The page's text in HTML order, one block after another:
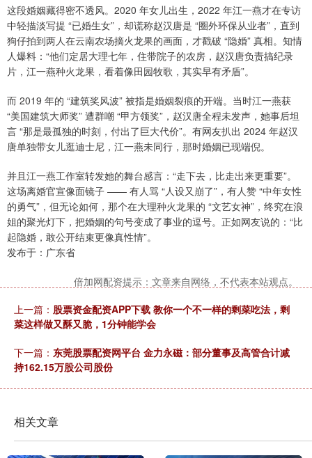
这段婚姻藏得密不透风。2020 年女儿出生，2022 年江一燕才在专访
中轻描淡写提 “已婚生女”，却谎称赵汉唐是 “圈外环保从业者”，直到
狗仔拍到两人在云南农场摘火龙果的画面，才戳破 “隐婚” 真相。知情
人爆料：“他们定居大理七年，住带院子的农房，赵汉唐负责搞纪录
片，江一燕种火龙果，看着像田园牧歌，其实早有矛盾”。
而 2019 年的 “建筑奖风波” 被指是婚姻裂痕的开端。当时江一燕获
“美国建筑大师奖” 遭群嘲 “甲方领奖”，赵汉唐全程未发声，她事后坦
言 “那是最孤独的时刻，付出了巨大代价”。有网友扒出 2024 年赵汉
唐单独带女儿逛迪士尼，江一燕未同行，那时婚姻已现端倪。
并且江一燕工作室转发她的舞台感言：“走下去，比走出来更重要”。
这场离婚官宣像面镜子 —— 有人骂 “人设又崩了”，有人赞 “中年女性
的勇气”，但无论如何，那个在大理种火龙果的 “文艺女神”，终究在浪
姐的聚光灯下，把婚姻的句号变成了事业的逗号。正如网友说的：“比
起隐婚，敢公开结束更像真性情”。
发布于：广东省
倍加网配资提示：文章来自网络，不代表本站观点。
上一篇： 股票资金配资APP下载 教你一个不一样的剩菜吃法，剩
菜这样做又酥又脆，1分钟能学会
下一篇： 东莞股票配资网平台 金力永磁：部分董事及高管合计减
持162.15万股公司股份
相关文章